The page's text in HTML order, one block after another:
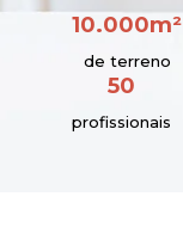
10.000m²
de terreno
50
profissionais